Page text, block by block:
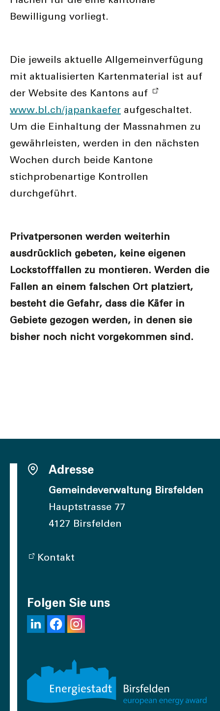
Bewilligung vorliegt.
Die jeweils aktuelle Allgemeinverfügung
mit aktualisierten Kartenmaterial ist auf
der Website des Kantons auf
www.bl.ch/japankaefer aufgeschaltet.
Um die Einhaltung der Massnahmen zu
gewährleisten, werden in den nächsten
Wochen durch beide Kantone
stichprobenartige Kontrollen
durchgeführt.
Privatpersonen werden weiterhin
ausdrücklich gebeten, keine eigenen
Lockstofffallen zu montieren. Werden die
Fallen an einem falschen Ort platziert,
besteht die Gefahr, dass die Käfer in
Gebiete gezogen werden, in denen sie
bisher noch nicht vorgekommen sind.
Adresse
Gemeindeverwaltung Birsfelden
Hauptstrasse 77
4127 Birsfelden
Kontakt
Folgen Sie uns